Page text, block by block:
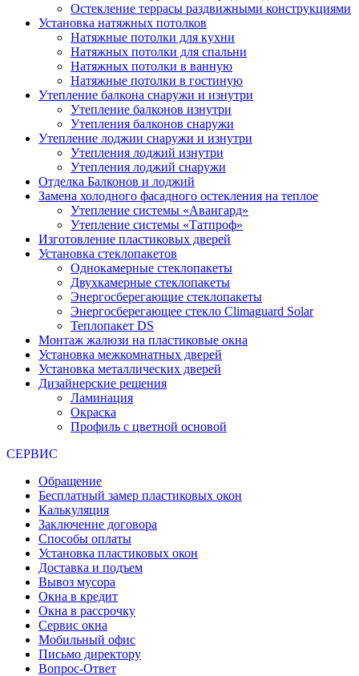
Остекление террасы раздвижными конструкциями
Установка натяжных потолков
Натяжные потолки для кухни
Натяжных потолки для спальни
Натяжных потолки в ванную
Натяжные потолки в гостиную
Утепление балкона снаружи и изнутри
Утепление балконов изнутри
Утепления балконов снаружи
Утепление лоджии снаружи и изнутри
Утепления лоджий изнутри
Утепления лоджий снаружи
Отделка Балконов и лоджий
Замена холодного фасадного остекления на теплое
Утепление системы «Авангард»
Утепление системы «Татпроф»
Изготовление пластиковых дверей
Установка стеклопакетов
Однокамерные стеклопакеты
Двухкамерные стеклопакеты
Энергосберегающие стеклопакеты
Энергосберегающее стекло Climaguard Solar
Теплопакет DS
Монтаж жалюзи на пластиковые окна
Установка межкомнатных дверей
Установка металлических дверей
Дизайнерские решения
Ламинация
Окраска
Профиль с цветной основой
СЕРВИС
Обращение
Бесплатный замер пластиковых окон
Калькуляция
Заключение договора
Способы оплаты
Установка пластиковых окон
Доставка и подъем
Вывоз мусора
Окна в кредит
Окна в рассрочку
Сервис окна
Мобильный офис
Письмо директору
Вопрос-Ответ